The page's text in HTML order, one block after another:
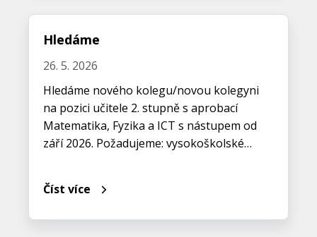
Hledáme
26. 5. 2026
Hledáme nového kolegu/novou kolegyni
na pozici učitele 2. stupně s aprobací
Matematika, Fyzika a ICT s nástupem od
září 2026. Požadujeme: vysokoškolské…
Číst více